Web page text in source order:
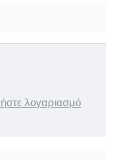
λογαριασμό